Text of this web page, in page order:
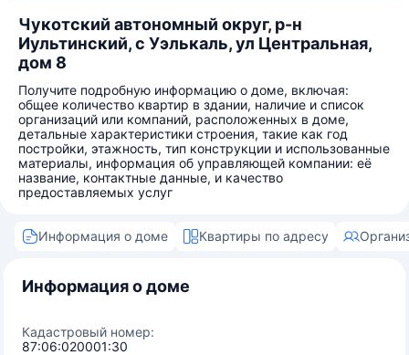
Чукотский автономный округ, р-н
Иультинский, с Уэлькаль, ул Центральная,
дом 8
Получите подробную информацию о доме, включая:
общее количество квартир в здании, наличие и список
организаций или компаний, расположенных в доме,
детальные характеристики строения, такие как год
постройки, этажность, тип конструкции и использованные
материалы, информация об управляющей компании: её
название, контактные данные, и качество
предоставляемых услуг
Информация о доме Квартиры по адресу
Информация о доме
Кадастровый номер:
87:06:020001:30